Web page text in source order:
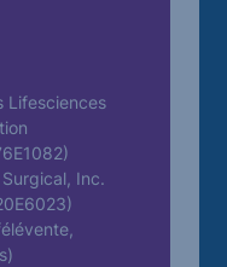
Lifesciences
Inc.